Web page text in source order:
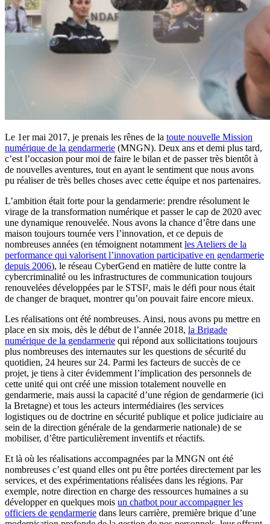
Le 1er mai 2017, je prenais les rênes de la toute nouvelle Mission
numérique de la gendarmerie (MNGN). Deux ans et demi plus tard,
c’est l’occasion pour moi de faire le bilan et de passer très bientôt à
de nouvelles aventures, tout en ayant le sentiment que nous avons
pu réaliser de très belles choses avec cette équipe et nos partenaires.
L’ambition était forte pour la gendarmerie: prendre résolument le
virage de la transformation numérique et passer le cap de 2020 avec
une dynamique renouvelée. Nous avons la chance d’être dans une
maison toujours tournée vers l’innovation, et ce depuis de
nombreuses années (en témoignent notamment les Ateliers de la
performance qui valorisent l’innovation participative en gendarmerie
depuis 2006), le réseau CyberGend en matière de lutte contre la
cybercriminalité ou les infrastructures de communication toujours
renouvelées développées par le STSI², mais le défi pour nous était
de changer de braquet, montrer qu’on pouvait faire encore mieux.
Les réalisations ont été nombreuses. Ainsi, nous avons pu mettre en
place en six mois, dès le début de l’année 2018, la Brigade
numérique de la gendarmerie qui répond aux sollicitations toujours
plus nombreuses des internautes sur les questions de sécurité du
quotidien, 24 heures sur 24. Parmi les facteurs de succès de ce
projet, je tiens à citer évidemment l’implication des personnels de
cette unité qui ont créé une mission totalement nouvelle en
gendarmerie, mais aussi la capacité d’une région de gendarmerie (ici
la Bretagne) et tous les acteurs intermédiaires (les services
logistiques ou de doctrine en sécurité publique et police judiciaire au
sein de la direction générale de la gendarmerie nationale) de se
mobiliser, d’être particulièrement inventifs et réactifs.
Et là où les réalisations accompagnées par la MNGN ont été
nombreuses c’est quand elles ont pu être portées directement par les
services, et des expérimentations réalisées dans les régions. Par
exemple, notre direction en charge des ressources humaines a su
développer en quelques mois un chatbot pour accompagner les
officiers de gendarmerie dans leurs carrière, première brique d’une